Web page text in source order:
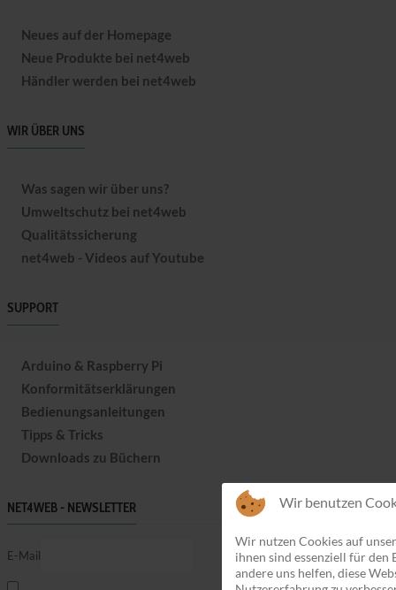
Neues auf der Homepage
Neue Produkte bei net4web
Händler werden bei net4web
WIR ÜBER UNS
Was sagen wir über uns?
Umweltschutz bei net4web
Qualitätssicherung
net4web - Videos auf Youtube
SUPPORT
Arduino & Raspberry Pi
Konformitätserklärungen
Bedienungsanleitungen
Tipps & Tricks
Downloads zu Büchern
NET4WEB - NEWSLETTER
E-Mail
Wir benutzen
Wir nutzen Cookies auf
ihnen sind essenziell für den
andere uns helfen, diese